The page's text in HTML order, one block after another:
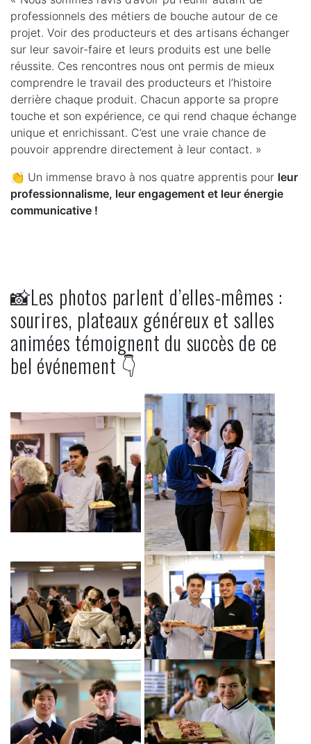
professionnels des métiers de bouche autour de ce
projet. Voir des producteurs et des artisans échanger
sur leur savoir-faire et leurs produits est une belle
réussite. Ces rencontres nous ont permis de mieux
comprendre le travail des producteurs et l’histoire
derrière chaque produit. Chacun apporte sa propre
touche et son expérience, ce qui rend chaque échange
unique et enrichissant. C’est une vraie chance de
pouvoir apprendre directement à leur contact. »
👏 Un immense bravo à nos quatre apprentis pour leur
professionnalisme, leur engagement et leur énergie
communicative !
📸Les photos parlent d’elles-mêmes :
sourires, plateaux généreux et salles
animées témoignent du succès de ce
bel événement 👇